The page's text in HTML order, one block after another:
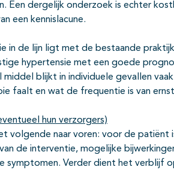
Een dergelijk onderzoek is echter
een kennislacune.
de lijn ligt met de bestaande praktijk
hypertensie met een goede
blijkt in individuele gevallen vaak
faalt en wat de frequentie is van
hun verzorgers)
volgende naar voren: voor de patiënt
de interventie, mogelijke
symptomen. Verder dient het verblijf